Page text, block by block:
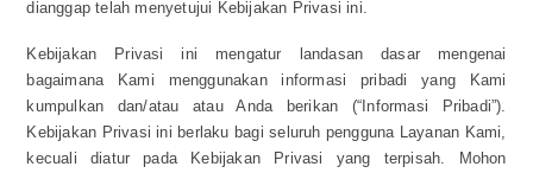
dianggap telah menyetujui Kebijakan Privasi ini.
Kebijakan Privasi ini mengatur landasan dasar mengenai
bagaimana Kami menggunakan informasi pribadi yang Kami
kumpulkan dan/atau atau Anda berikan (“Informasi Pribadi”).
Kebijakan Privasi ini berlaku bagi seluruh pengguna Layanan Kami,
kecuali diatur pada Kebijakan Privasi yang terpisah. Mohon